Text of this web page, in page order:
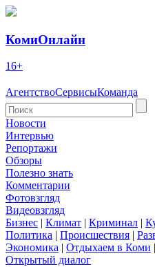
КомиОнлайн
16+
АгентствоСервисыКоманда
Новости
Интервью
Репортажи
Обзоры
Полезно знать
Комментарии
Фотовзгляд
Видеовзгляд
Бизнес | Климат | Криминал |
Политика | Происшествия |
Экономика | Отдыхаем в Коми |
Открытый диалог